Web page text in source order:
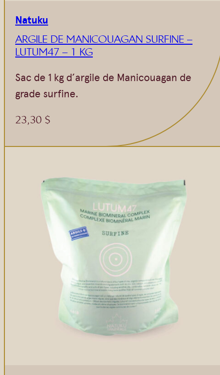
Natuku
ARGILE DE MANICOUAGAN SURFINE –
LUTUM47 – 1 KG
Sac de 1 kg d’argile de Manicouagan de
grade surfine.
23,30 $